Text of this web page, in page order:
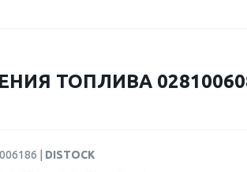
ТОПЛИВА
| DISTOCK